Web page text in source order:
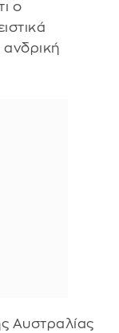
o
ανδρική
Αυστραλίας